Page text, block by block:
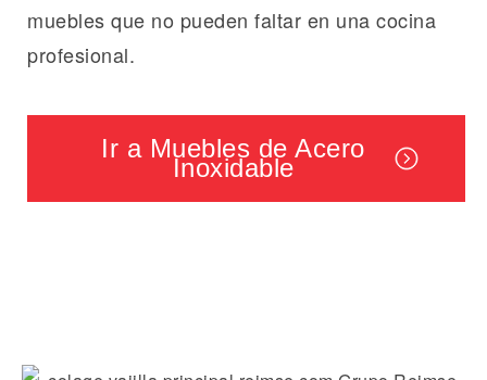
muebles que no pueden faltar en una cocina
profesional.
Ir a Muebles de Acero
Inoxidable